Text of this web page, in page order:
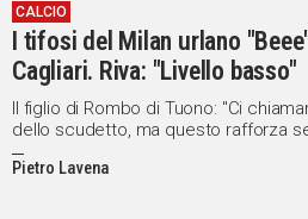
CALCIO
I tifosi del Milan urlano
Cagliari. Riva: "Livello basso"
Il figlio di Rombo di Tuono: "Ci
dello scudetto, ma questo rafforza
determinazione di tifosi e calciatori"
Pietro Lavena